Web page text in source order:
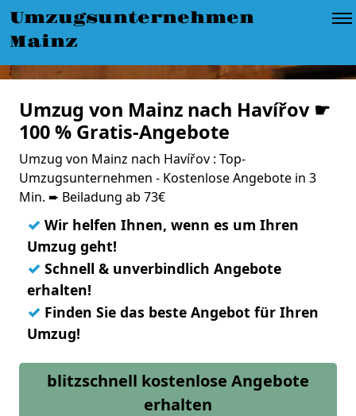
Umzugsunternehmen
Mainz
Umzug von Mainz nach Havířov ☛
100 % Gratis-Angebote
Umzug von Mainz nach Havířov : Top-
Umzugsunternehmen - Kostenlose Angebote in 3
Min. ➨ Beiladung ab 73€
✓ Wir helfen Ihnen, wenn es um Ihren
Umzug geht!
✓ Schnell & unverbindlich Angebote
erhalten!
✓ Finden Sie das beste Angebot für Ihren
Umzug!
blitzschnell kostenlose Angebote
erhalten